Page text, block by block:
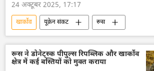
24 अक्टूबर 2025, 17:17
खार्कोव यूक्रेन संकट
रूस
रक्षा मंत्रालय (MoD)
रूसी सेना
डोनेट्स्क पीपुल्स रिपब्लिक
यूक्रेन
यूक्रेन सशस्त्र बल
रूस ने डोनेट्स्क पीपुल्स रिपब्लिक और खार्कोव
क्षेत्र में कई बस्तियों को मुक्त कराया